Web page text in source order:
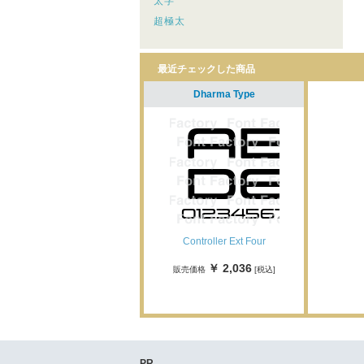
超極太
最近チェックした商品
Dharma Type
Controller Ext Four
販売価格 ￥ 2,036[税込]